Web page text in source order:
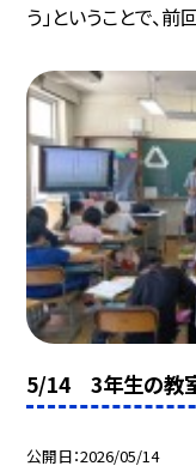
う」ということで、前
5/14 3年生の教
公開日 2026/05/14